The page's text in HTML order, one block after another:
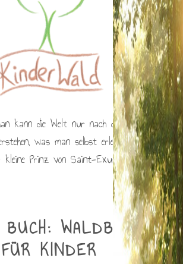
kann die Welt nur nach dem
was man selbst erlebt“
kleine Prinz von Saint-Exupèry)
WALDBADEN
FÜR KINDER